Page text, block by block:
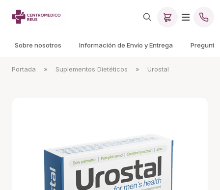
Sobre nosotros Información de Envío y Entrega
Portada » Suplementos Dietéticos » Urostal